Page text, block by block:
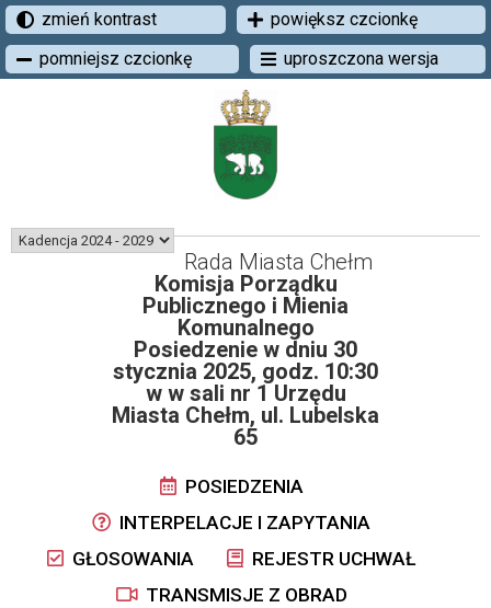
zmień kontrast
powiększ czcionkę
pomniejsz czcionkę
uproszczona wersja
Rada Miasta Chełm
Komisja Porządku
Publicznego i Mienia
Komunalnego
Posiedzenie w dniu 30
stycznia 2025, godz. 10:30
w w sali nr 1 Urzędu
Miasta Chełm, ul. Lubelska
65
POSIEDZENIA
INTERPELACJE I ZAPYTANIA
GŁOSOWANIA
REJESTR UCHWAŁ
TRANSMISJE Z OBRAD